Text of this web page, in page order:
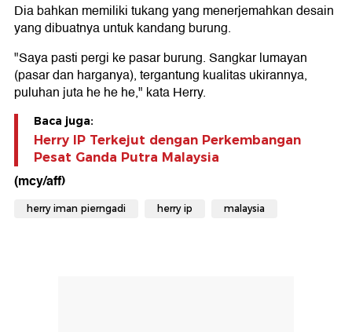
Dia bahkan memiliki tukang yang menerjemahkan desain
yang dibuatnya untuk kandang burung.
"Saya pasti pergi ke pasar burung. Sangkar lumayan
(pasar dan harganya), tergantung kualitas ukirannya,
puluhan juta he he he," kata Herry.
Baca juga:
Herry IP Terkejut dengan Perkembangan
Pesat Ganda Putra Malaysia
(mcy/aff)
herry iman pierngadi herry ip malaysia